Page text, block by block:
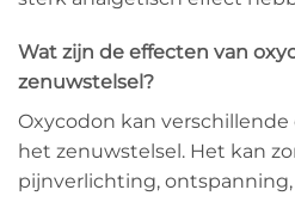
Wat zijn de effecten van
zenuwstelsel?
Oxycodon kan
het zenuwstelsel. Het kan
pijnverlichting,